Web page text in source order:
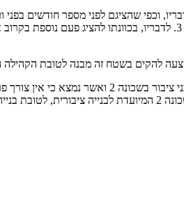
, וכפי שהציגם לפני מספר חודשים בפני
. לדבריו, בכוונתו להציג פעם נוספת בקרוב
להקים בשטח זה מבנה לטובת הקהילה
ציבור בשכונה ואשר נמצא כי אין צורך
המיועדת לבנייה ציבורית, לטובת